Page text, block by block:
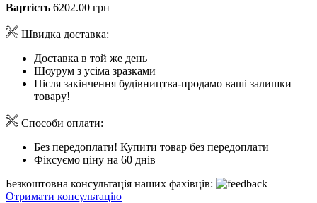
Вартість 6202.00 грн
Швидка доставка:
Доставка в той же день
Шоурум з усіма зразками
Після закінчення будівництва-продамо ваші залишки
товару!
Способи оплати:
Без передоплати! Купити товар без передоплати
Фіксуємо ціну на 60 днів
Безкоштовна консультація наших фахівців:
Отримати консультацію